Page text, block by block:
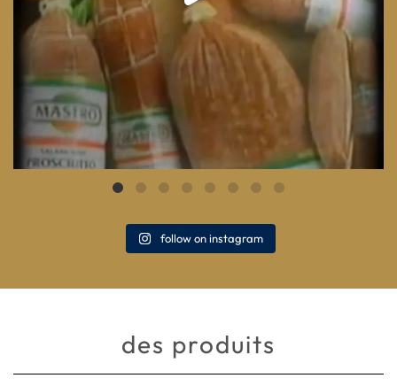
follow on instagram
des produits